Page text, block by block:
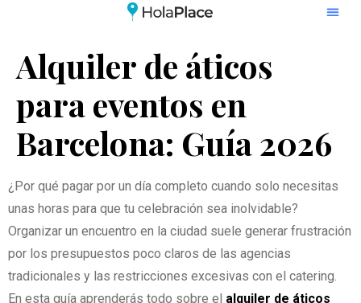
Alquiler de áticos
para eventos en
Barcelona: Guía 2026
¿Por qué pagar por un día completo cuando solo necesitas
unas horas para que tu celebración sea inolvidable?
Organizar un encuentro en la ciudad suele generar frustración
por los presupuestos poco claros de las agencias
tradicionales y las restricciones excesivas con el catering.
En esta guía aprenderás todo sobre el alquiler de áticos